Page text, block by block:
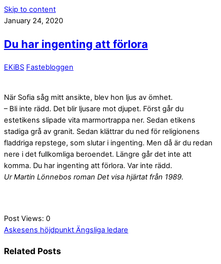
Skip to content
January 24, 2020
Du har ingenting att förlora
EKiBS Fastebloggen
När Sofia såg mitt ansikte, blev hon ljus av ömhet.
– Bli inte rädd. Det blir ljusare mot djupet. Först går du
estetikens slipade vita marmortrappa ner. Sedan etikens
stadiga grå av granit. Sedan klättrar du ned för religionens
fladdriga repstege, som slutar i ingenting. Men då är du redan
nere i det fullkomliga beroendet. Längre går det inte att
komma. Du har ingenting att förlora. Var inte rädd.
Ur Martin Lönnebos roman Det visa hjärtat från 1989.
Post Views: 0
Askesens höjdpunkt Ängsliga ledare
Related Posts